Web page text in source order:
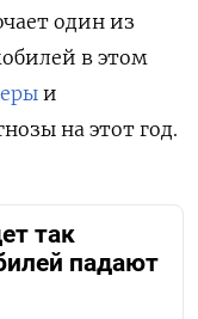
один из
в этом
и
на этот год.
так
падают